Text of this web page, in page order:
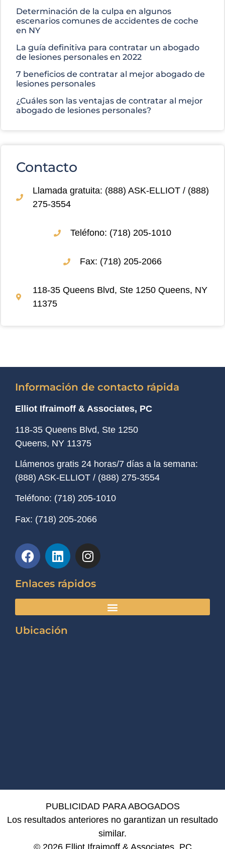
Determinación de la culpa en algunos
escenarios comunes de accidentes de coche
en NY
La guía definitiva para contratar un abogado
de lesiones personales en 2022
7 beneficios de contratar al mejor abogado de
lesiones personales
¿Cuáles son las ventajas de contratar al mejor
abogado de lesiones personales?
Contacto
Llamada gratuita: (888) ASK-ELLIOT / (888)
275-3554
Teléfono: (718) 205-1010
Fax: (718) 205-2066
118-35 Queens Blvd, Ste 1250 Queens, NY
11375
Información de contacto rápida
Elliot Ifraimoff & Associates, PC
118-35 Queens Blvd, Ste 1250
Queens, NY 11375
Llámenos gratis 24 horas/7 días a la semana:
(888) ASK-ELLIOT / (888) 275-3554
Teléfono: (718) 205-1010
Fax: (718) 205-2066
Enlaces rápidos
Ubicación
PUBLICIDAD PARA ABOGADOS
Los resultados anteriores no garantizan un resultado
similar.